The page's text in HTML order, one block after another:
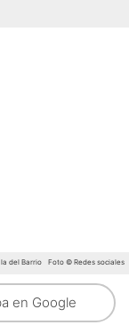
del Barrio Foto © Redes sociales
en Google